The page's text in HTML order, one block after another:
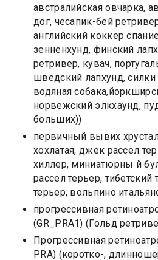
австралийская овчарка,
дог, чесапик-бей
английский коккер
зенненхунд, финский
ретривер, кувач,
шведский лапхунд, силки
водяная
норвежский элкхаунд,
больших))
первичный вывих
хохлатая, джек рассел
хиллер, миниатюрны й
рассел терьер, тибетский
терьер, вольпино
прогрессивная
(GR_PRA1) (Гольд
Прогрессивная
PRA) (коротко-,